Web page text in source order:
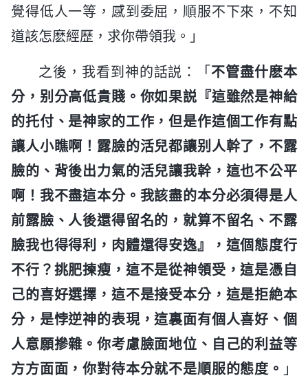
覺得低人一等，感到委屈，順服不下來，不知
道該怎麽經歷，求你帶領我。」
之後，我看到神的話説：「不管盡什麽本
分，别分高低貴賤。你如果説『這雖然是神給
的托付、是神家的工作，但是作這個工作有點
讓人小瞧啊！露臉的活兒都讓别人幹了，不露
臉的、背後出力氣的活兒讓我幹，這也不公平
啊！我不盡這本分。我該盡的本分必須得是人
前露臉、人後還得留名的，就算不留名、不露
臉我也得得利，肉體還得安逸』，這個態度行
不行？挑肥揀瘦，這不是從神領受，這是憑自
己的喜好選擇，這不是接受本分，這是拒絶本
分，是悖逆神的表現，這裏面有個人喜好、個
人意願摻雜。你考慮臉面地位、自己的利益等
方方面面，你對待本分就不是順服的態度。 」